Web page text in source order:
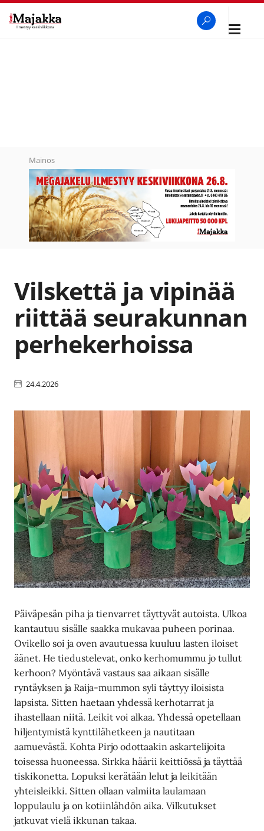
Avaa
Mainos
Vilskettä ja vipinää
riittää seurakunnan
perhekerhoissa
24.4.2026
Päiväpesän piha ja tienvarret täyttyvät autoista. Ulkoa
kantautuu sisälle saakka mukavaa puheen porinaa.
Ovikello soi ja oven avautuessa kuuluu lasten iloiset
äänet. He tiedustelevat, onko kerhomummu jo tullut
kerhoon? Myöntävä vastaus saa aikaan sisälle
ryntäyksen ja Raija-mummon syli täyttyy iloisista
lapsista. Sitten haetaan yhdessä kerhotarrat ja
ihastellaan niitä. Leikit voi alkaa. Yhdessä opetellaan
hiljentymistä kynttilähetkeen ja nautitaan
aamuevästä. Kohta Pirjo odottaakin askartelijoita
toisessa huoneessa. Sirkka häärii keittiössä ja täyttää
tiskikonetta. Lopuksi kerätään lelut ja leikitään
yhteisleikki. Sitten ollaan valmiita laulamaan
loppulaulu ja on kotiinlähdön aika. Vilkutukset
jatkuvat vielä ikkunan takaa.